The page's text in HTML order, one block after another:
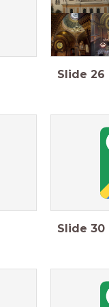
Slide 26
Slide 30